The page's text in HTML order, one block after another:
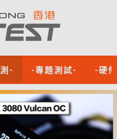
- -專題測試- -硬